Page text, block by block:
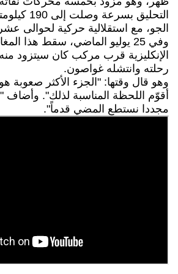
التحليق
الجو، مع استقلالية حركية لحوالى
وفي 25 يوليو الماضي، سقط هذا
الإنكليزية قرب مركب كان سيتزود منه
رحلته وانتشله غواصون.
وهو قال وقتها: "الجزء الأكثر صعوبة هو
أقوّم اللحظة المناسبة لذلك". وأضاف
مجددا نستطع المضي قدماً".